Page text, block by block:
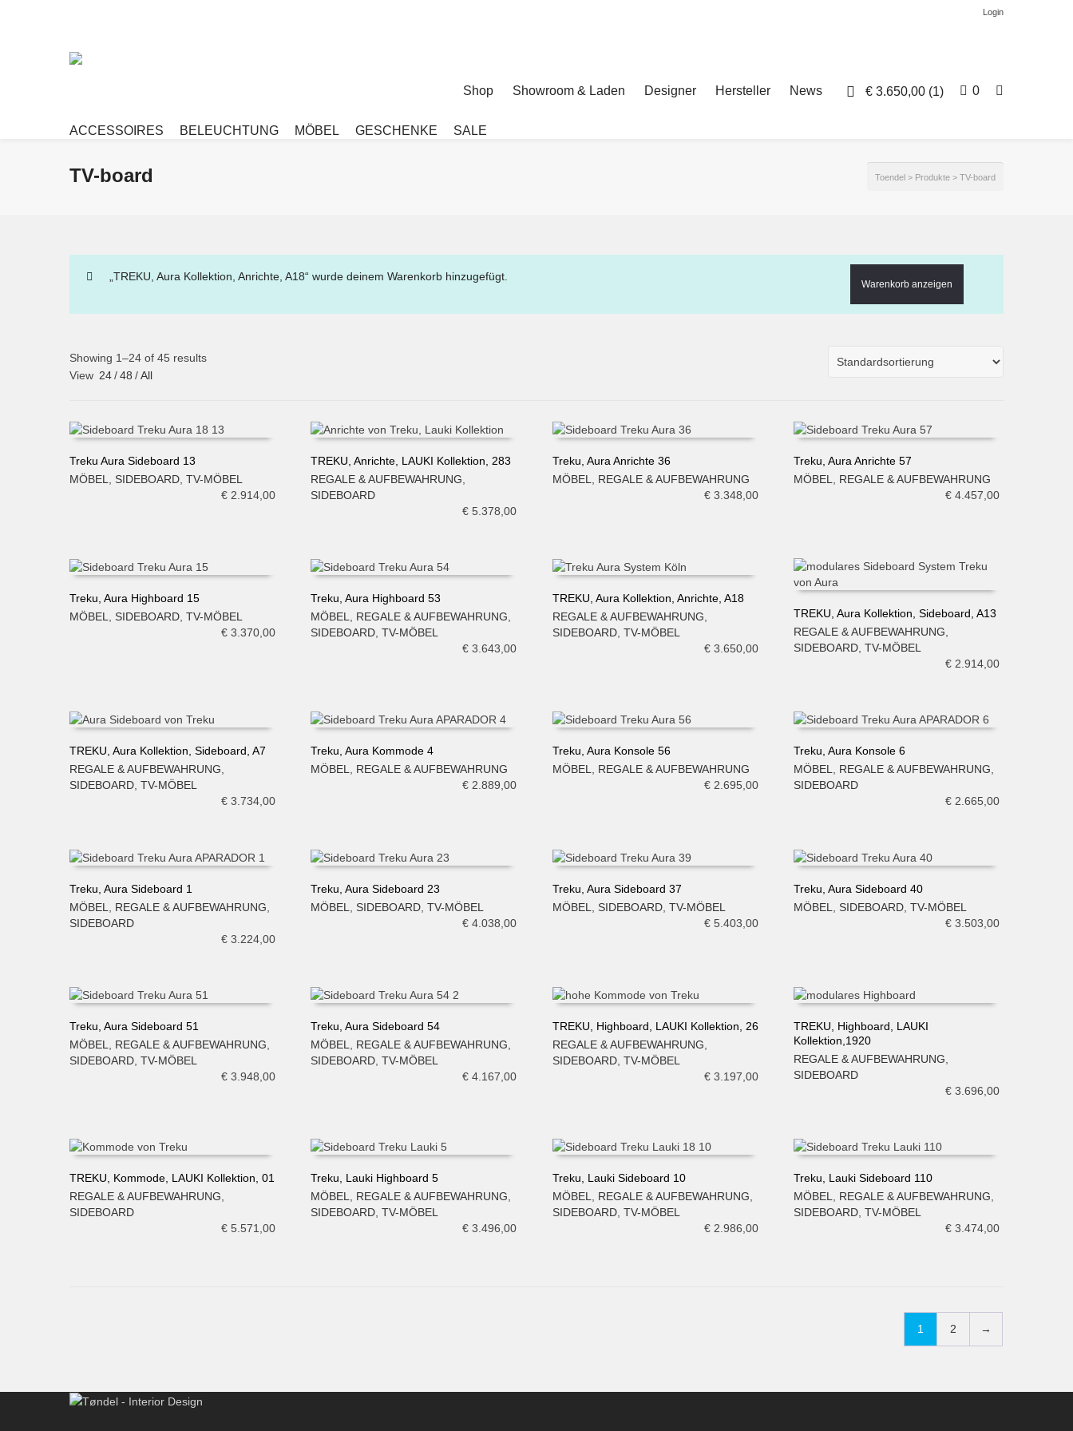
Login
€ 3.650,00 (1) 0
Shop Showroom & Laden Designer Hersteller News
ACCESSOIRES BELEUCHTUNG MÖBEL GESCHENKE SALE
TV-board Toendel > Produkte > TV-board
„TREKU, Aura Kollektion, Anrichte, A18“ wurde deinem Warenkorb hinzugefügt.
Warenkorb anzeigen
Showing 1–24 of 45 results
View 24/48 /All
IN DEN WARENKORB
Treku Aura Sideboard 13
MÖBEL, SIDEBOARD, TV-MÖBEL
€2.914,00
IN DEN WARENKORB
TREKU, Anrichte, LAUKI Kollektion, 283
REGALE & AUFBEWAHRUNG,
SIDEBOARD
€ 5.378,00
IN DEN WARENKORB
Treku, Aura Anrichte 36
MÖBEL, REGALE & AUFBEWAHRUNG
€3.348,00
IN DEN WARENKORB
Treku, Aura Anrichte 57
MÖBEL, REGALE & AUFBEWAHRUNG
€ 4.457,00
IN DEN WARENKORB
Treku, Aura Highboard 15
MÖBEL, SIDEBOARD, TV-MÖBEL
€3.370,00
IN DEN WARENKORB
Treku, Aura Highboard 53
MÖBEL, REGALE & AUFBEWAHRUNG,
SIDEBOARD,TV-MÖBEL
€ 3.643,00
IN DEN WARENKORB
TREKU, Aura Kollektion, Anrichte, A18
REGALE & AUFBEWAHRUNG,
SIDEBOARD, TV-MÖBEL
€3.650,00
IN DEN WARENKORB
TREKU, Aura Kollektion, Sideboard, A13
REGALE & AUFBEWAHRUNG
SIDEBOARD ,TV-MÖBEL
€ 2.914,00
IN DEN WARENKORB
TREKU, Aura Kollektion, Sideboard, A7
REGALE & AUFBEWAHRUNG,
SIDEBOARD, TV-MÖBEL
€3.734,00
IN DEN WARENKORB
Treku, Aura Kommode 4
MÖBEL, REGALE & AUFBEWAHRUNG
€ 2.889,00
IN DEN WARENKORB
Treku, Aura Konsole 56
MÖBEL, REGALE & AUFBEWAHRUNG
€2.695,00
IN DEN WARENKORB
Treku, Aura Konsole 6
MÖBEL, REGALE & AUFBEWAHRUNG,
SIDEBOARD
€ 2.665,00
IN DEN WARENKORB
Treku, Aura Sideboard 1
MÖBEL
REGALE & AUFBEWAHRUNG
SIDEBOARD
€3.224,00
IN DEN WARENKORB
Treku, Aura Sideboard 23
MÖBEL
SIDEBOARD ,TV-MÖBEL
€ 4.038,00
IN DEN WARENKORB
Treku, Aura Sideboard 37
MÖBEL
SIDEBOARD, TV-MÖBEL
€5.403,00
IN DEN WARENKORB
Treku, Aura Sideboard 40
MÖBEL
SIDEBOARD ,TV-MÖBEL
€ 3.503,00
IN DEN WARENKORB
Treku, Aura Sideboard 51
MÖBEL
REGALE & AUFBEWAHRUNG
SIDEBOARD TV-MÖBEL
€3.948,00
IN DEN WARENKORB
Treku, Aura Sideboard 54
MÖBEL
REGALE & AUFBEWAHRUNG
SIDEBOARD ,TV-MÖBEL
€ 4.167,00
IN DEN WARENKORB
TREKU, Highboard, LAUKI Kollektion, 26
REGALE & AUFBEWAHRUNG
SIDEBOARD, TV-MÖBEL
€3.197,00
TREKU, Highboard, LAUKI
Kollektion,1920
REGALE & AUFBEWAHRUNG
SIDEBOARD
€ 3.696,00
IN DEN WARENKORB
TREKU, Kommode, LAUKI Kollektion, 01
REGALE & AUFBEWAHRUNG
SIDEBOARD
€5.571,00
IN DEN WARENKORB
Treku, Lauki Highboard 5
MÖBEL
REGALE & AUFBEWAHRUNG
SIDEBOARD ,TV-MÖBEL
€ 3.496,00
IN DEN WARENKORB
Treku, Lauki Sideboard 10
MÖBEL
REGALE & AUFBEWAHRUNG
SIDEBOARD, TV-MÖBEL
€2.986,00
IN DEN WARENKORB
Treku, Lauki Sideboard 110
MÖBEL
REGALE & AUFBEWAHRUNG
SIDEBOARD ,TV-MÖBEL
€ 3.474,00
1 2 →